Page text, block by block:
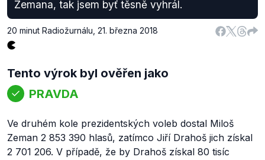
Zemana, tak jsem byť těsně vyhrál.
20 minut Radiožurnálu 21. března 2018
Tento výrok byl ověřen jako
PRAVDA
Ve druhém kole prezidentských voleb dostal Miloš
Zeman 2 853 390 hlasů, zatímco Jiří Drahoš jich získal
2 701 206. V případě, že by Drahoš získal 80 tisíc